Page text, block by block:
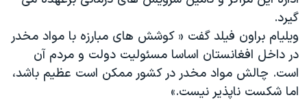
گیرد.
ویلیام براون فیلد گفت « کوشش های مبارزه با مواد مخدر
در داخل افغانستان اساسا مسئولیت دولت و مردم آن
است. چالش مواد مخدر در کشور ممکن است عظیم باشد،
اما شکست ناپذیر نیست.»